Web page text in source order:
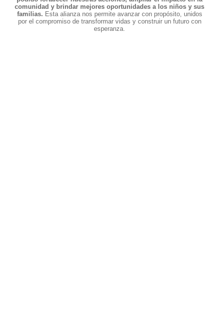
comunidad y brindar mejores oportunidades a los niños y sus
familias. Esta alianza nos permite avanzar con propósito, unidos
por el compromiso de transformar vidas y construir un futuro con
esperanza.